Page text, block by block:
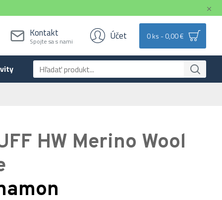
Kontakt
Spojte sa s nami Účet 0 ks - 0,00 €
HW Merino Wool